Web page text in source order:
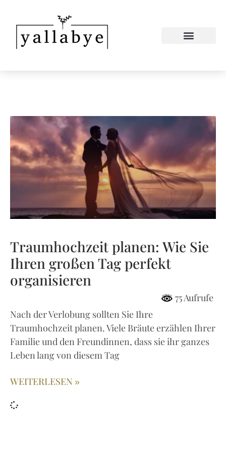
Traumhochzeit planen: Wie Sie
Ihren großen Tag perfekt
organisieren
75 Aufrufe
Nach der Verlobung sollten Sie Ihre
Traumhochzeit planen. Viele Bräute erzählen Ihrer
Familie und den Freundinnen, dass sie ihr ganzes
Leben lang von diesem Tag
WEITERLESEN »